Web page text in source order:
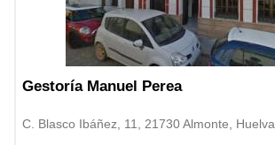
Gestoría Manuel Perea
C. Blasco Ibáñez, 11, 21730 Almonte, Huelva